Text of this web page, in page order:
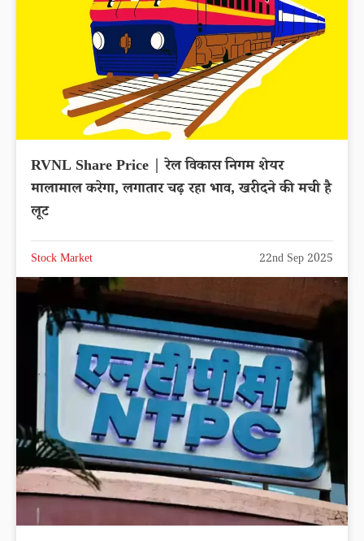
RVNL Share Price | रेल विकास निगम शेयर
मालामाल करेगा, लगातार चढ़ रहा भाव, खरीदने की मची है
लूट
Stock Market 22nd Sep 2025